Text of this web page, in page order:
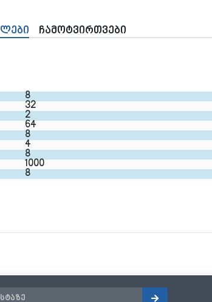
ჩამოტვირთვები
8
32
2
64
8
4
8
1000
8